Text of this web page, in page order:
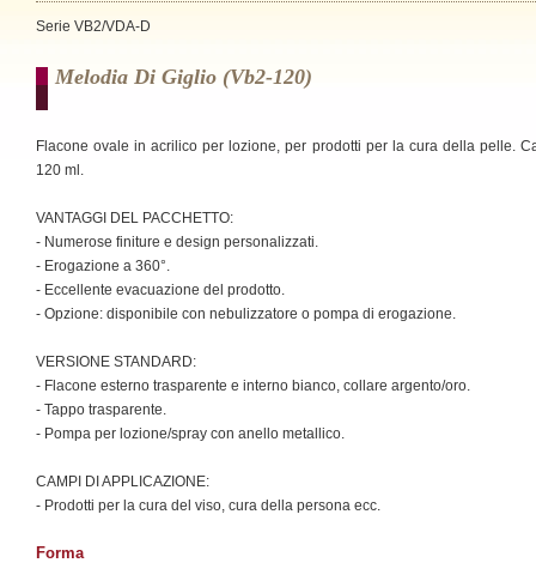
Serie VB2/VDA-D
Melodia Di Giglio (vb2-120)
Flacone ovale in acrilico per lozione, per prodotti per la cura della pelle.
120 ml.
VANTAGGI DEL PACCHETTO:
- Numerose finiture e design personalizzati.
- Erogazione a 360°.
- Eccellente evacuazione del prodotto.
- Opzione: disponibile con nebulizzatore o pompa di erogazione.
VERSIONE STANDARD:
- Flacone esterno trasparente e interno bianco, collare argento/oro.
- Tappo trasparente.
- Pompa per lozione/spray con anello metallico.
CAMPI DI APPLICAZIONE:
- Prodotti per la cura del viso, cura della persona ecc.
Forma